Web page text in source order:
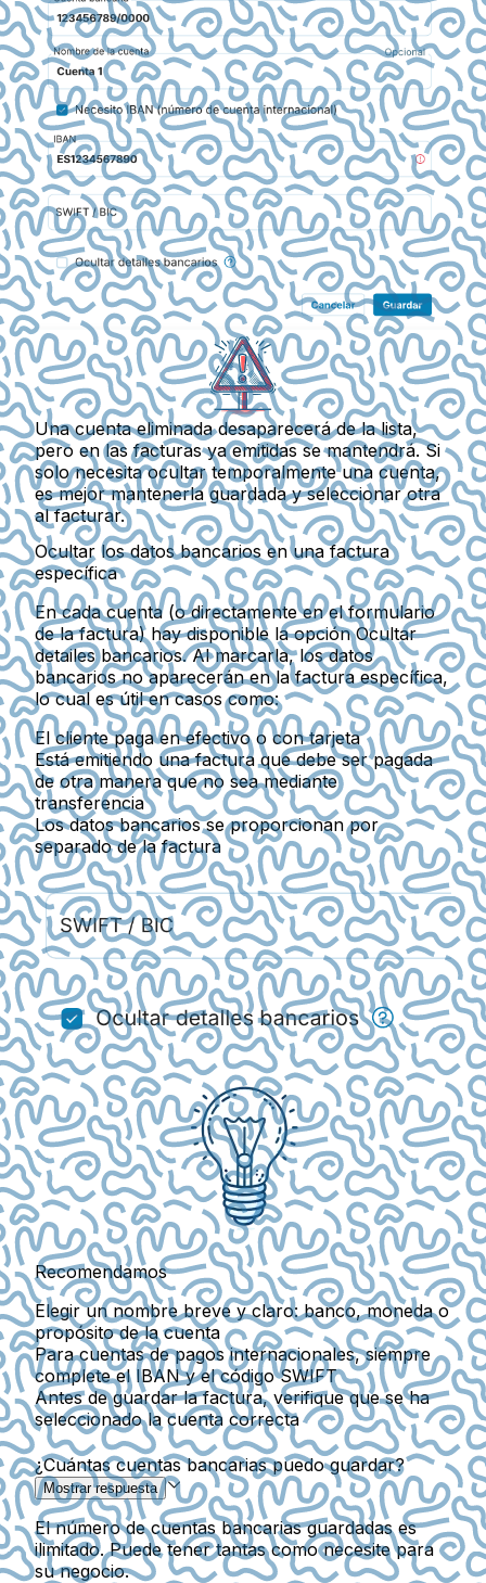
Una cuenta eliminada desaparecerá de la lista,
pero en las facturas ya emitidas se mantendrá. Si
solo necesita ocultar temporalmente una cuenta,
es mejor mantenerla guardada y seleccionar otra
al facturar.
Ocultar los datos bancarios en una factura
específica
En cada cuenta (o directamente en el formulario
de la factura) hay disponible la opciónOcultar
detailes bancarios. Al marcarla, los datos
bancarios no aparecerán en la factura específica,
lo cual es útil en casos como:
El cliente paga en efectivo o con tarjeta
Está emitiendo una factura que debe ser pagada
de otra manera que no sea mediante
transferencia
Los datos bancarios se proporcionan por
separado de la factura
Recomendamos
Elegir un nombre breve y claro: banco, moneda o
propósito de la cuenta
Para cuentas de pagos internacionales, siempre
complete el IBAN y el código SWIFT
Antes de guardar la factura, verifique que se ha
seleccionado la cuenta correcta
¿Cuántas cuentas bancarias puedo guardar?
Mostrar respuesta
El número de cuentas bancarias guardadas es
ilimitado. Puede tener tantas como necesite para
su negocio.